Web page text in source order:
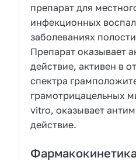
препарат для
инфекционных
заболеваниях
Препарат оказывает
действие, активен в
спектра
грамотрицацельных
vitro, оказывает
действие.
Фармакокинетика